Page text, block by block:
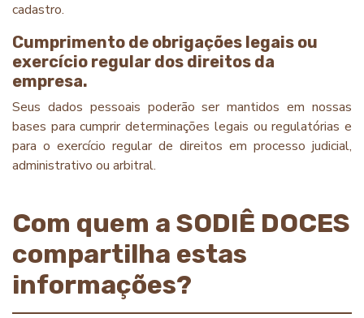
cadastro.
Cumprimento de obrigações legais ou
exercício regular dos direitos da
empresa.
Seus dados pessoais poderão ser mantidos em nossas
bases para cumprir determinações legais ou regulatórias e
para o exercício regular de direitos em processo judicial,
administrativo ou arbitral.
Com quem a SODIÊ DOCES
compartilha estas
informações?